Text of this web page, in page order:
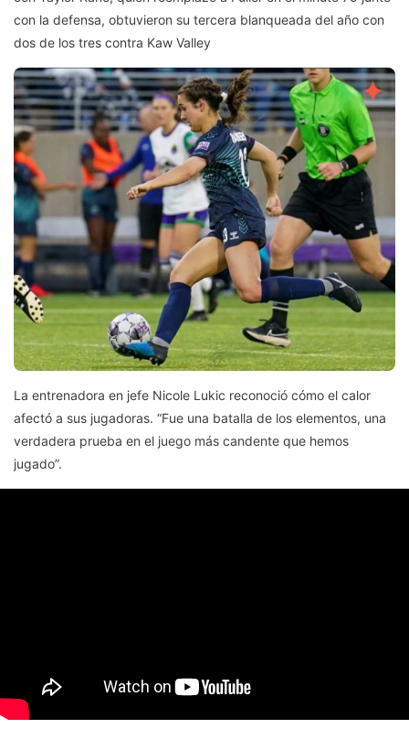
con la defensa, obtuvieron su tercera blanqueada del año con
dos de los tres contra Kaw Valley
La entrenadora en jefe Nicole Lukic reconoció cómo el calor
afectó a sus jugadoras. “Fue una batalla de los elementos, una
verdadera prueba en el juego más candente que hemos
jugado”.